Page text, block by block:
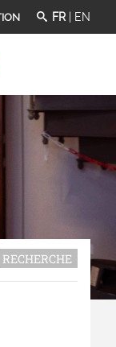
FR EN
RECHERCHE